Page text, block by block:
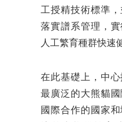
工授精技術標準，
落實譜系管理，
人工繁育種群快速
在此基礎上，中
最廣泛的大熊貓國
國際合作的國家